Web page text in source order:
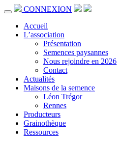
CONNEXION
Accueil
L’association
Présentation
Semences paysannes
Nous rejoindre en 2026
Contact
Actualités
Maisons de la semence
Léon Trégor
Rennes
Producteurs
Grainothèque
Ressources